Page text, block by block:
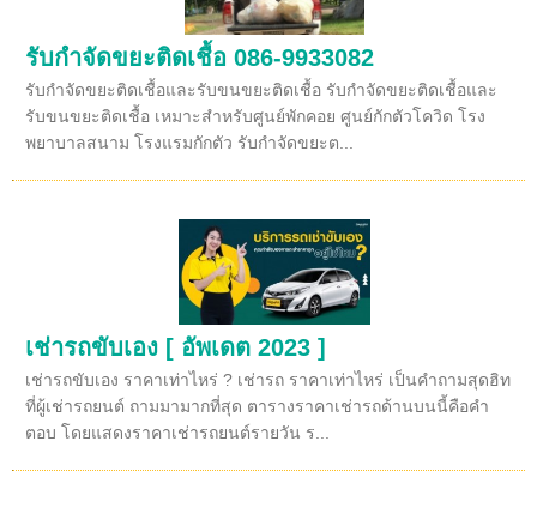
รับกำจัดขยะติดเชื้อ 086-9933082
รับกำจัดขยะติดเชื้อและรับขนขยะติดเชื้อ รับกำจัดขยะติดเชื้อและ
รับขนขยะติดเชื้อ เหมาะสำหรับศูนย์พักคอย ศูนย์กักตัวโควิด โรง
พยาบาลสนาม โรงแรมกักตัว รับกำจัดขยะต...
เช่ารถขับเอง [ อัพเดต 2023 ]
เช่ารถขับเอง ราคาเท่าไหร่ ? เช่ารถ ราคาเท่าไหร่ เป็นคำถามสุดฮิท
ที่ผู้เช่ารถยนต์ ถามมามากที่สุด ตารางราคาเช่ารถด้านบนนี้คือคำ
ตอบ โดยแสดงราคาเช่ารถยนต์รายวัน ร...